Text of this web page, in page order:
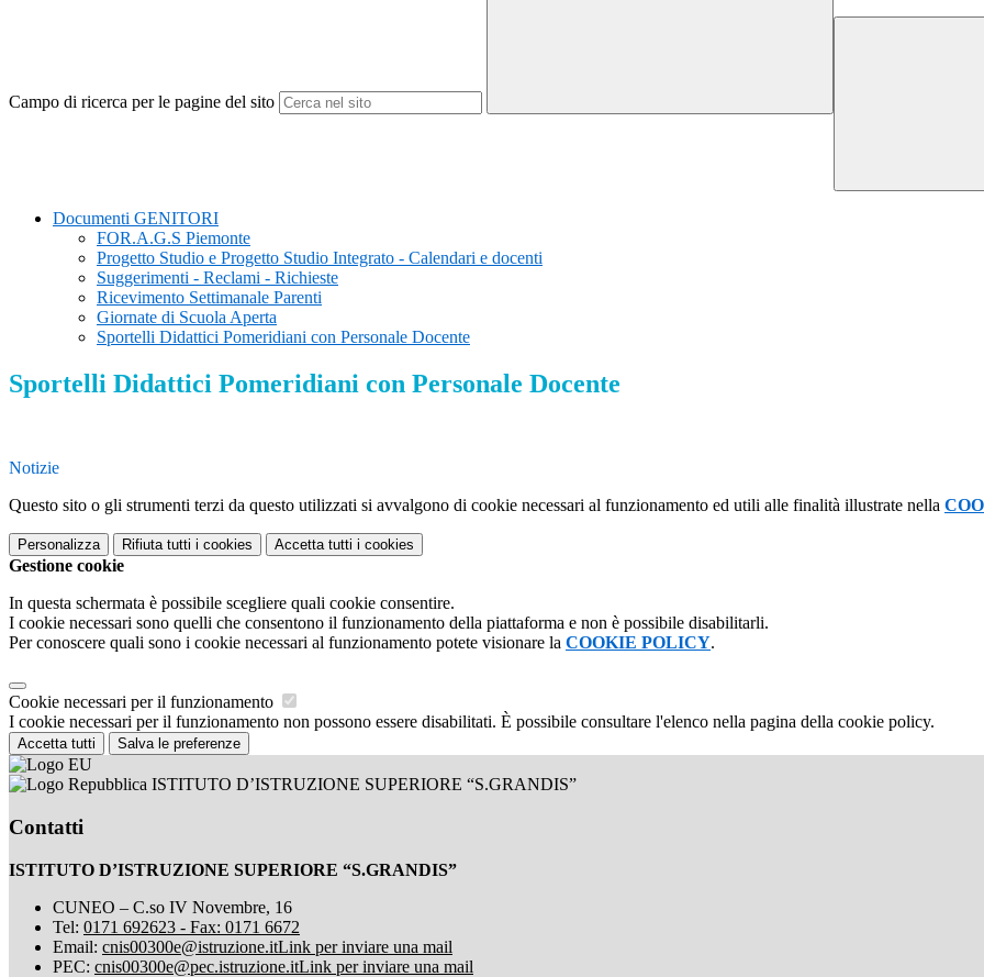
Campo di ricerca per le pagine del sito
Documenti GENITORI
FOR.A.G.S Piemonte
Progetto Studio e Progetto Studio Integrato - Calendari e docenti
Suggerimenti - Reclami - Richieste
Ricevimento Settimanale Parenti
Giornate di Scuola Aperta
Sportelli Didattici Pomeridiani con Personale Docente
Sportelli Didattici Pomeridiani con Personale Docente
Notizie
Questo sito o gli strumenti terzi da questo utilizzati si avvalgono di cookie necessari al funzionamento ed utili alle finalità illustrate nella
Personalizza Rifiuta tutti i cookies Accetta tutti i cookies
Gestione cookie
In questa schermata è possibile scegliere quali cookie consentire.
I cookie necessari sono quelli che consentono il funzionamento della piattaforma e non è possibile disabilitarli.
Per conoscere quali sono i cookie necessari al funzionamento potete visionare la COOKIE POLICY.
Cookie necessari per il funzionamento
I cookie necessari per il funzionamento non possono essere disabilitati. È possibile consultare l'elenco nella pagina della cookie policy.
Accetta tutti Salva le preferenze
ISTITUTO D’ISTRUZIONE SUPERIORE “S.GRANDIS”
Contatti
ISTITUTO D’ISTRUZIONE SUPERIORE “S.GRANDIS”
CUNEO – C.so IV Novembre, 16
Tel: 0171 692623 - Fax: 0171 6672
Email: cnis00300e@istruzione.itLink per inviare una mail
PEC: cnis00300e@pec.istruzione.itLink per inviare una mail